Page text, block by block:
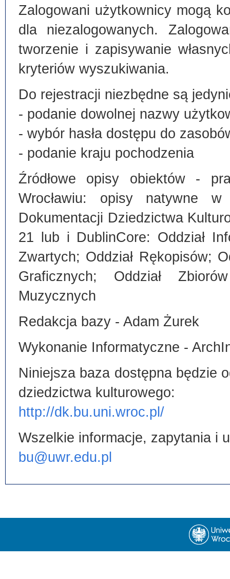
Zalogowani użytkownicy mogą
dla niezalogowanych.
tworzenie i zapisywanie
kryteriów wyszukiwania.
Do rejestracji niezbędne są
- podanie dowolnej nazwy
- wybór hasła dostępu do
- podanie kraju pochodzenia
Źródłowe opisy obiektów -
Wrocławiu: opisy natywne
Dokumentacji Dziedzictwa
21 lub i DublinCore: Oddział
Zwartych; Oddział Rękopisów;
Graficznych; Oddział
Muzycznych
Redakcja bazy - Adam Żurek
Wykonanie Informatyczne -
Niniejsza baza dostępna będzie
dziedzictwa kulturowego:
http://dk.bu.uni.wroc.pl/
Wszelkie informacje, zapytania i
bu@uwr.edu.pl